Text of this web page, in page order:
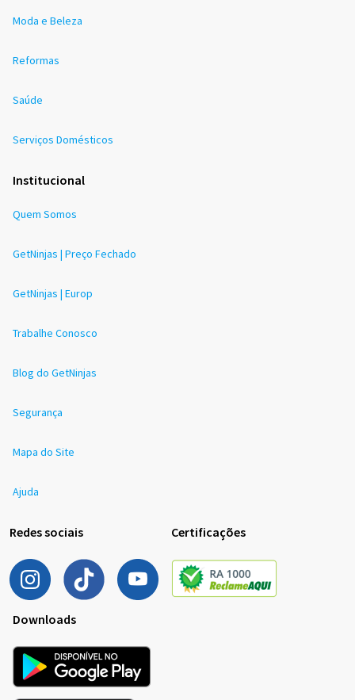
Moda e Beleza
Reformas
Saúde
Serviços Domésticos
Institucional
Quem Somos
GetNinjas | Preço Fechado
GetNinjas | Europ
Trabalhe Conosco
Blog do GetNinjas
Segurança
Mapa do Site
Ajuda
Redes sociais Certificações
Downloads